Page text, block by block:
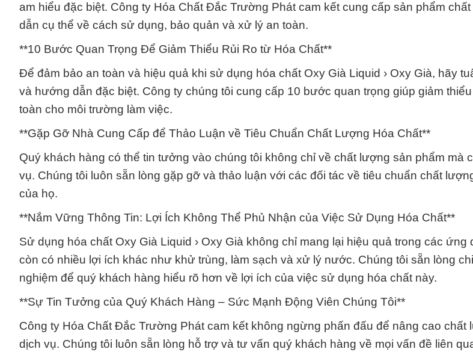
am hiểu đặc biệt. Công ty Hóa Chất Đắc Trường Phát cam kết cung cấp sản phẩm
dẫn cụ thể về cách sử dụng, bảo quản và xử lý an toàn.
**10 Bước Quan Trọng Để Giảm Thiểu Rủi Ro từ Hóa Chất**
Để đảm bảo an toàn và hiệu quả khi sử dụng hóa chất Oxy Già Liquid › Oxy Già, hãy
và hướng dẫn đặc biệt. Công ty chúng tôi cung cấp 10 bước quan trọng giúp giảm
toàn cho môi trường làm việc.
**Gặp Gỡ Nhà Cung Cấp để Thảo Luận về Tiêu Chuẩn Chất Lượng Hóa Chất**
Quý khách hàng có thể tin tưởng vào chúng tôi không chỉ về chất lượng sản phẩm mà
vụ. Chúng tôi luôn sẵn lòng gặp gỡ và thảo luận với các đối tác về tiêu chuẩn chất
của họ.
**Nắm Vững Thông Tin: Lợi Ích Không Thể Phủ Nhận của Việc Sử Dụng Hóa Chất**
Sử dụng hóa chất Oxy Già Liquid › Oxy Già không chỉ mang lại hiệu quả trong các ứng
còn có nhiều lợi ích khác như khử trùng, làm sạch và xử lý nước. Chúng tôi sẵn lòng
nghiệm để quý khách hàng hiểu rõ hơn về lợi ích của việc sử dụng hóa chất này.
**Sự Tin Tưởng của Quý Khách Hàng – Sức Mạnh Động Viên Chúng Tôi**
Công ty Hóa Chất Đắc Trường Phát cam kết không ngừng phấn đấu để nâng cao chất
dịch vụ. Chúng tôi luôn sẵn lòng hỗ trợ và tư vấn quý khách hàng về mọi vấn đề liên